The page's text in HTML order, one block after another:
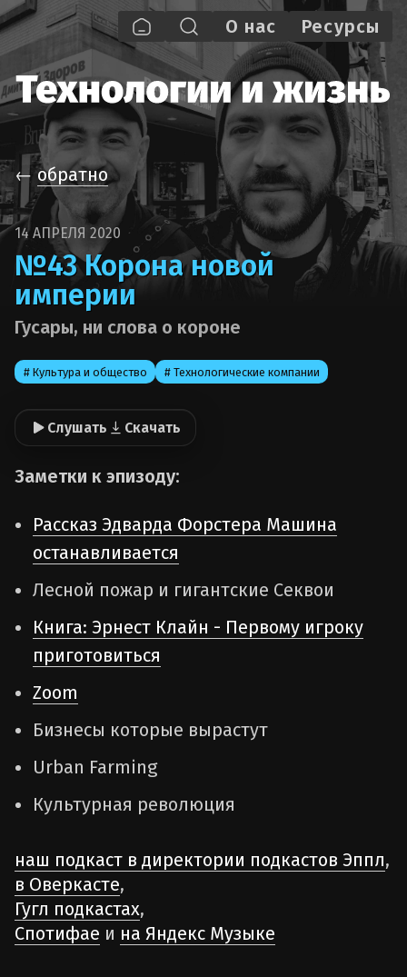
О нас Pecypcы
←обратно
14 АПРЕЛЯ 2020
№43 Корона новой
империи
Гусары, ни слова о короне
# Культура и общество # Технологические компании
Слушать Скачать
Заметки к эпизоду:
Рассказ Эдварда Форстера Машина
останавливается
Лесной пожар и гигантские Секвои
Книга: Эрнест Клайн - Первому игроку
приготовиться
Zoom
Бизнесы которые вырастут
Urban Farming
Культурная революция
наш подкаст в директории подкастов Эппл,
в Оверкасте,
Гугл подкастах,
Спотифае и на Яндекс Музыке